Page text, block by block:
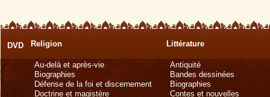
DVD Religion
Au-delà et après-vie
Biographies
Défense de la foi et discernement
Doctrine et magistère
Littérature
Antiquité
Bandes dessinées
Biographies
Contes et nouvelles